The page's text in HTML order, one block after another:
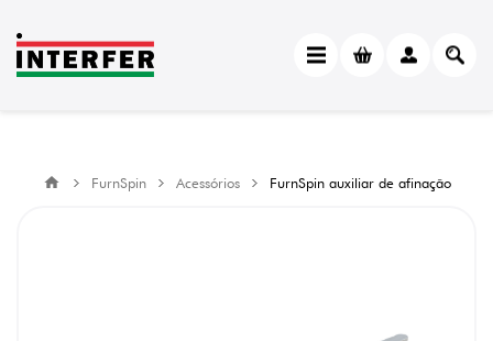
FurnSpin Acessórios FurnSpin auxiliar de afinação